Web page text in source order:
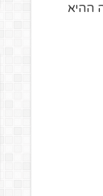
של המון הקרבה ניצחה 0:1. העונה ההיא